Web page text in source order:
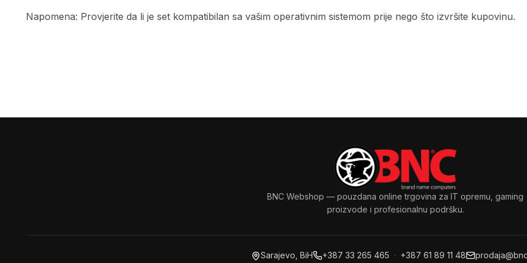
Napomena: Provjerite da li je set kompatibilan sa vašim operativnim sistemom prije nego što izvršite kupovinu.
BNC Webshop — pouzdana online trgovina za IT opremu, gaming
proizvode i profesionalnu podršku.
Sarajevo, BiH +387 33 265 465 · +387 61 89 11 48